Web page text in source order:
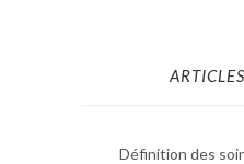
Définition des